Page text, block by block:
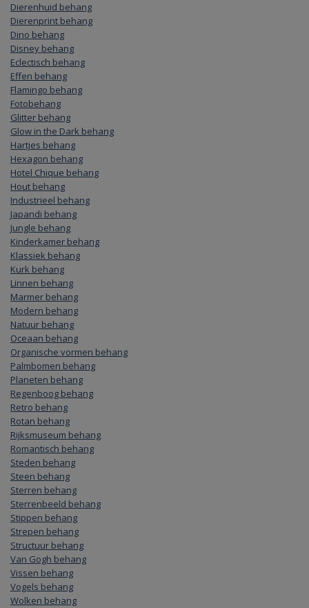
Dierenhuid behang
Dierenprint behang
Dino behang
Disney behang
Eclectisch behang
Effen behang
Flamingo behang
Fotobehang
Glitter behang
Glow in the Dark behang
Hartjes behang
Hexagon behang
Hotel Chique behang
Hout behang
Industrieel behang
Japandi behang
Jungle behang
Kinderkamer behang
Klassiek behang
Kurk behang
Linnen behang
Marmer behang
Modern behang
Natuur behang
Oceaan behang
Organische vormen behang
Palmbomen behang
Planeten behang
Regenboog behang
Retro behang
Rotan behang
Rijksmuseum behang
Romantisch behang
Steden behang
Steen behang
Sterren behang
Sterrenbeeld behang
Stippen behang
Strepen behang
Structuur behang
Van Gogh behang
Vissen behang
Vogels behang
Wolken behang